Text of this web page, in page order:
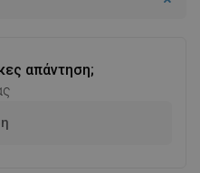
απάντηση;